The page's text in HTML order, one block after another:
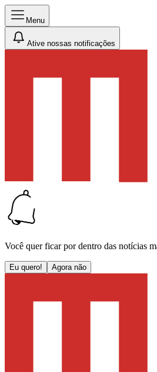
Menu
Ative nossas notificações
Você quer ficar por dentro das notícias
Eu quero! Agora não